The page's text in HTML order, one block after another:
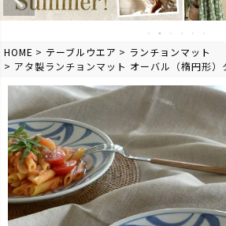
HOME テーブルウエア
ランチョンマット
アタ製ランチョンマット オーバル（楕円形）